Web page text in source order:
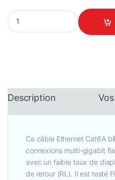
Patch Câble UTP Catégorie
Description
Ce câble Ethernet Cat6A
connexions multi-gigabit
avec un faible taux de
de retour (RL). Il est testé